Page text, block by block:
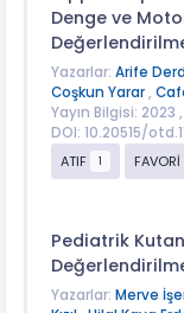
Denge ve
Yazarlar: Arife
Coşkun Yarar,
Yayın Bilgisi: 2023 ,
DOI: 10.20515/
ATIF
1 FAVORİ
Pediatrik
Yazarlar: Merve